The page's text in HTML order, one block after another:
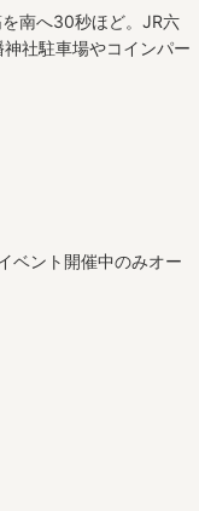
南へ30秒ほど。JR六
社駐車場やコインパー
ベント開催中のみオー